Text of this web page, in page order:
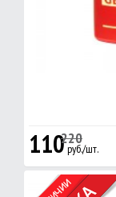
220
110руб./шт.